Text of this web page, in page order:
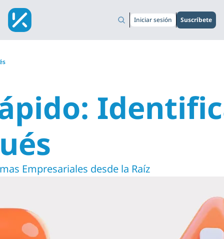
Iniciar sesión Suscríbete
Empresariales desde la Raíz